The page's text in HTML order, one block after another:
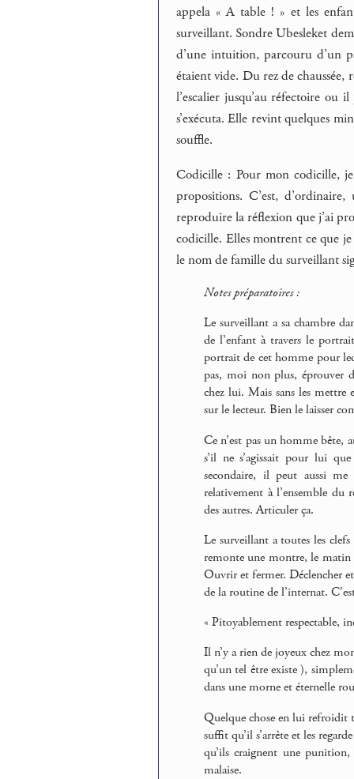
appela « A table ! » et les
surveillant. Sondre Ubesleket
d’une intuition, parcouru d’un
étaient vide. Du rez de chaussée,
l’escalier jusqu’au réfectoire
s’exécuta. Elle revint quelques
souffle.
Codicille : Pour mon codicille,
propositions. C’est,
reproduire la réflexion que j’ai
codicille. Elles montrent ce que
le nom de famille du surveillant
Notes préparatoires :
Le surveillant a sa chambre
de l’enfant à travers le
portrait de cet homme pour
pas, moi non plus, éprouver
chez lui. Mais sans les mettre
sur le lecteur. Bien le laisser
Ce n’est pas un homme bête,
s’il ne s’agissait pour lui
secondaire, il peut aussi
relativement à l’ensemble du
des autres. Articuler ça.
Le surveillant a toutes les
remonte une montre, le matin
Ouvrir et fermer. Déclencher
de la routine de l’internat.
« Pitoyablement respectable,
Il n’y a rien de joyeux chez
qu’un tel être existe ),
dans une morne et éternelle
Quelque chose en lui refroidit
suffit qu’il s’arrête et les
qu’ils craignent une punition,
malaise.